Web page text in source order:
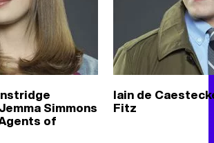
Simmons
of
Iain de
Fitz